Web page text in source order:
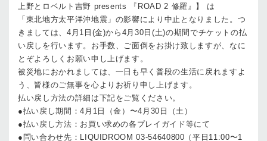
上野とロベルト吉野 presents 『ROAD 2 修羅』】 は
「東北地方太平洋沖地震」の影響により中止となりました。つ
きましては、4月1日(金)から4月30日(土)の期間でチケットの払
い戻しを行います。お手数、ご面倒をお掛け致しますが、なに
とぞよろしくお願い申し上げます。
被災地におかれましては、一日も早く普段の生活に戻れますよ
う、皆様のご無事を心よりお祈り申し上げます。
払い戻し方法の詳細は下記をご覧ください。
●払い戻し期間：4月1日（金）〜4月30日（土）
●払い戻し方法：お買い求めの各プレイガイド等にて
●問い合わせ先：LIQUIDROOM 03-54640800（平日11:00〜1